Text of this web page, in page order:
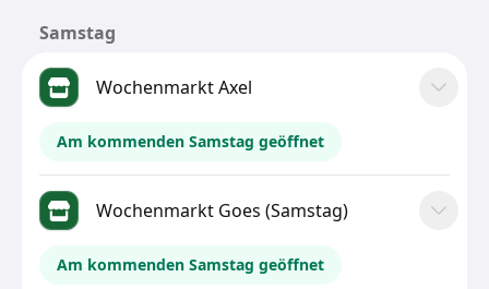
Samstag
Wochenmarkt Axel
Am kommenden Samstag geöffnet
Wochenmarkt Goes (Samstag)
Am kommenden Samstag geöffnet